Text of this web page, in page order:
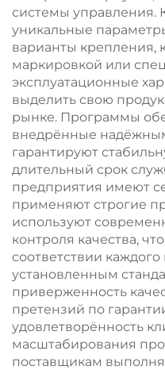
системы управления.
уникальные
варианты
маркировкой или
эксплуатационные
выделить свою
рынке. Программы
внедрённые
гарантируют
длительный срок
предприятия имеют
применяют строгие
используют
контроля качества,
соответствии
установленным
приверженность
претензий по
удовлетворённость
масштабирования
поставщикам